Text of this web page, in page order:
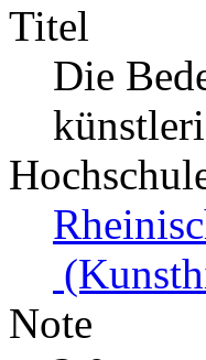
Titel
Die
Note